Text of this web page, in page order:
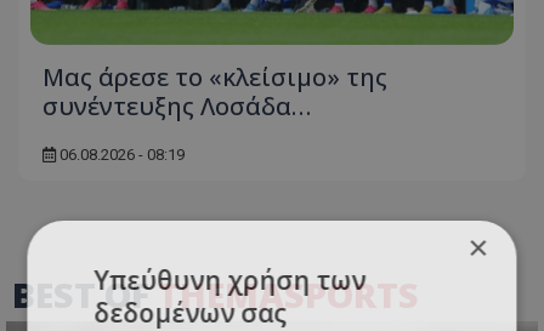
Μας άρεσε το «κλείσιμο» της
συνέντευξης Λοσάδα…
06.08.2026 - 08:19
BEST OFTHEMASPORTS
×
Υπεύθυνη χρήση των
δεδομένων σας